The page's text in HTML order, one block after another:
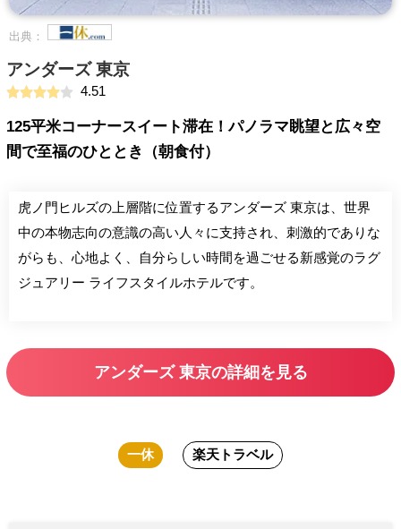
出典：
アンダーズ 東京
4.51
125平米コーナースイート滞在！パノラマ眺望と広々空
間で至福のひととき（朝食付）
虎ノ門ヒルズの上層階に位置するアンダーズ 東京は、世界
中の本物志向の意識の高い人々に支持され、刺激的でありな
がらも、心地よく、自分らしい時間を過ごせる新感覚のラグ
ジュアリー ライフスタイルホテルです。
アンダーズ 東京の詳細を見る
一休 楽天トラベル